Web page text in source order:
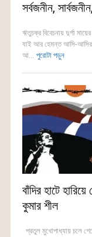
সর্বজনীন,
ঋতুচক্র বিবেচনায় দুর্গা
যাই আর হেমন্ত আসি-আসির
আ... পুরোটা পড়ুন
বাঁদির হাটে
কুমার শীল
প্রতুল মুখোপাধ্যায় চলে